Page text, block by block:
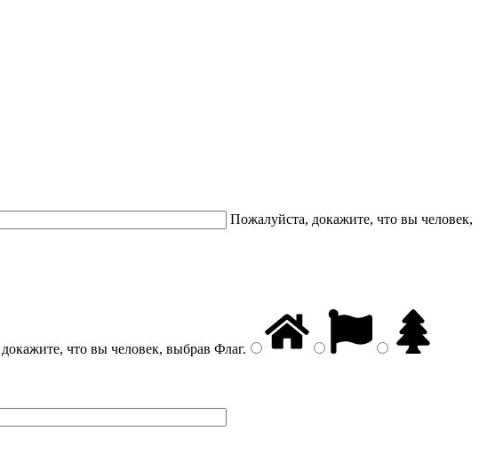
Пожалуйста, докажите, что вы человек,
что вы человек, выбрав Флаг.